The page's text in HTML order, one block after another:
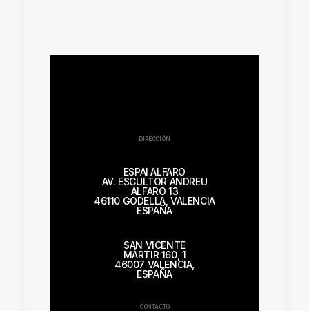
DIRECCIÓN
ESPAI ALFARO
AV. ESCULTOR ANDREU
ALFARO 13
46110 GODELLA, VALENCIA
ESPAÑA
SAN VICENTE
MÁRTIR 160, 1
46007 VALENCIA,
ESPAÑA
CONTACTO